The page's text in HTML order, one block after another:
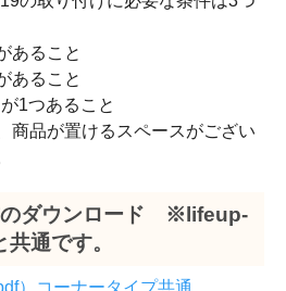
あること
あること
1つあること
商品が置けるスペースがござい
のダウンロード ※lifeup-
通です。
）コーナータイプ共通